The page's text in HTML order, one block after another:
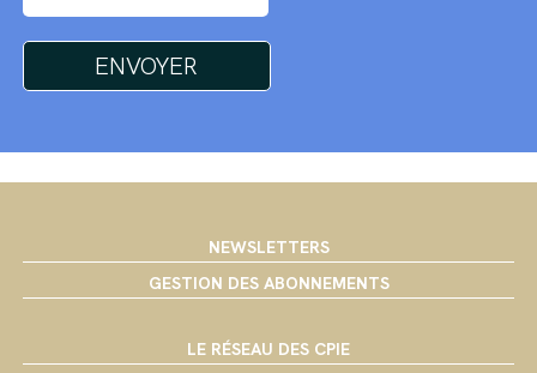
NEWSLETTERS
GESTION DES ABONNEMENTS
LE RÉSEAU DES CPIE